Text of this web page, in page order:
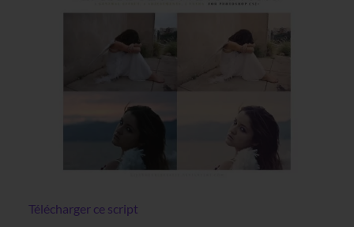
Télécharger ce script